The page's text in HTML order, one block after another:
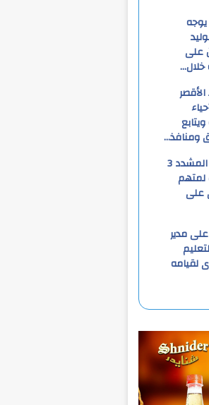
على
ومنافذ…
السجن المشدد 3
على
مدير
لقيامه